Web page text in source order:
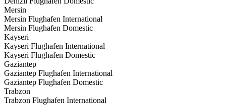
Mersin
Mersin Flughafen International
Mersin Flughafen Domestic
Kayseri
Kayseri Flughafen International
Kayseri Flughafen Domestic
Gaziantep
Gaziantep Flughafen International
Gaziantep Flughafen Domestic
Trabzon
Trabzon Flughafen International